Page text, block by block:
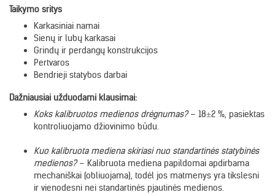
Taikymo sritys
Karkasiniai namai
Sienų ir lubų karkasai
Grindų ir perdangų konstrukcijos
Pertvaros
Bendrieji statybos darbai
Dažniausiai užduodami klausimai:
Koks kalibruotos medienos drėgnumas?– 18±2 %, pasiektas
kontroliuojamo džiovinimo būdu.
Kuo kalibruota mediena skiriasi nuo standartinės statybinės
medienos?– Kalibruota mediena papildomai apdirbama
mechaniškai (obliuojama), todėl jos matmenys yra tikslesni
ir vienodesni nei standartinės pjautinės medienos.